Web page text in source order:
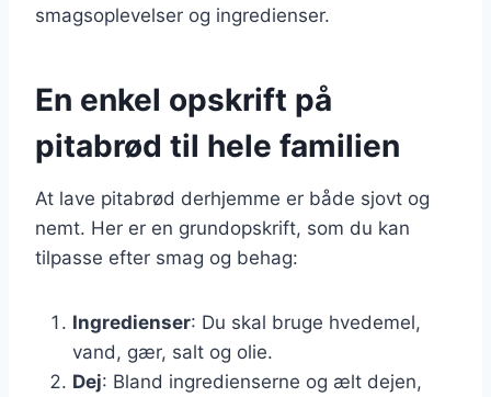
smagsoplevelser og ingredienser.
En enkel opskrift på
pitabrød til hele familien
At lave pitabrød derhjemme er både sjovt og
nemt. Her er en grundopskrift, som du kan
tilpasse efter smag og behag:
Ingredienser: Du skal bruge hvedemel,
vand, gær, salt og olie.
Dej: Bland ingredienserne og ælt dejen,